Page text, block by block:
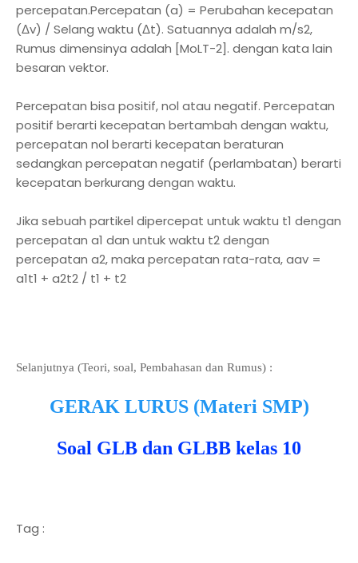
percepatan.Percepatan (a) = Perubahan kecepatan
(Δv) / Selang waktu (Δt). Satuannya adalah m/s2,
Rumus dimensinya adalah [MoLT-2]. dengan kata lain
besaran vektor.
Percepatan bisa positif, nol atau negatif. Percepatan
positif berarti kecepatan bertambah dengan waktu,
percepatan nol berarti kecepatan beraturan
sedangkan percepatan negatif (perlambatan) berarti
kecepatan berkurang dengan waktu.
Jika sebuah partikel dipercepat untuk waktu t1 dengan
percepatan a1 dan untuk waktu t2 dengan
percepatan a2, maka percepatan rata-rata, aav =
a1t1 + a2t2 / t1 + t2
Selanjutnya (Teori, soal, Pembahasan dan Rumus) :
GERAK LURUS (Materi SMP)
Soal GLB dan GLBB kelas 10
Tag :